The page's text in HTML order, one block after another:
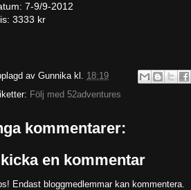
7-9/9-2012
3333 kr
av Gunnika kl. 18:19
Följ med 52adventures
kommentarer:
en kommentar
Endast bloggmedlemmar kan kommentera.